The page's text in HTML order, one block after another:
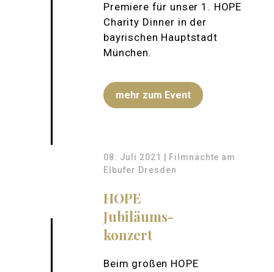
Premiere für unser 1. HOPE
Charity Dinner in der
bayrischen Hauptstadt
München.
mehr zum Event
08. Juli 2021 | Filmnächte am
Elbufer Dresden
HOPE
Jubiläums-
konzert
Beim großen HOPE